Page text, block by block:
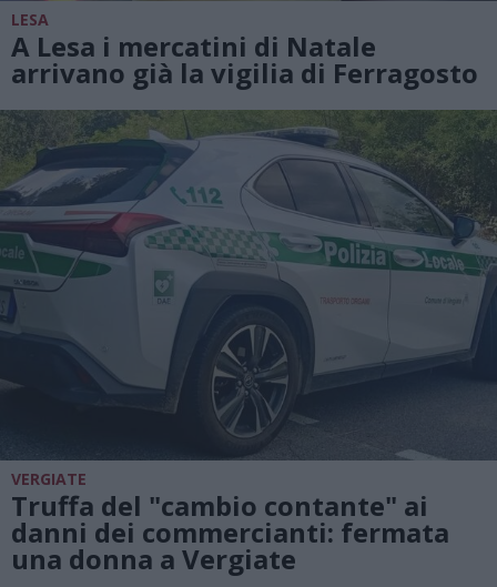
LESA
A Lesa i mercatini di Natale
arrivano già la vigilia di Ferragosto
VERGIATE
Truffa del "cambio contante" ai
danni dei commercianti: fermata
una donna a Vergiate